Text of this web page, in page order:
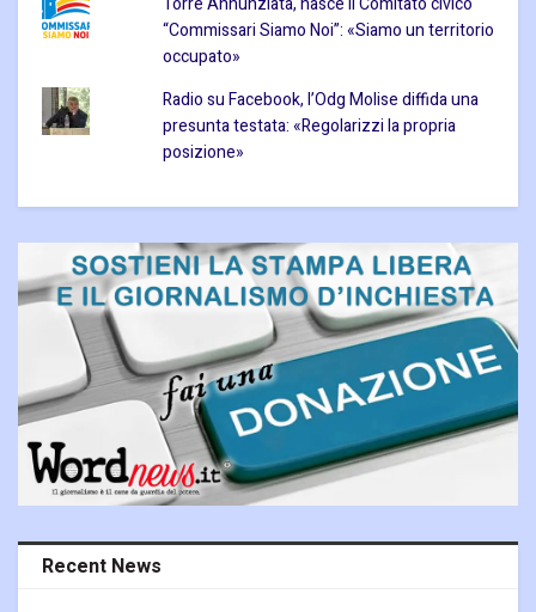
“Commissari Siamo Noi”: «Siamo un territorio
occupato»
Radio su Facebook, l’Odg Molise diffida una
presunta testata: «Regolarizzi la propria
posizione»
Recent News